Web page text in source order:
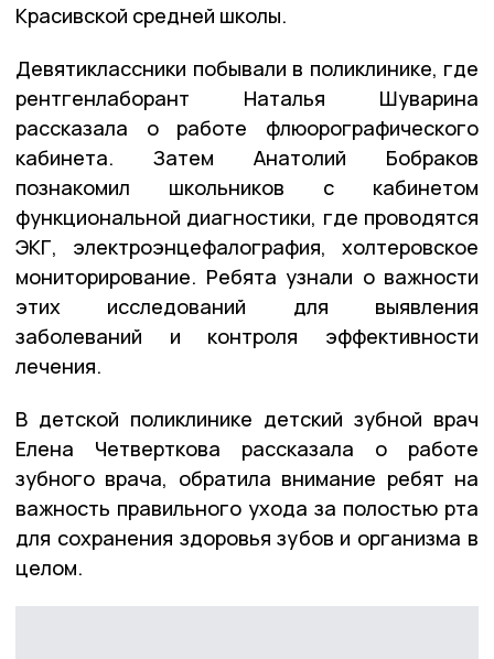
Красивской средней школы.
Девятиклассники побывали в поликлинике, где
рентгенлаборант Наталья Шуварина
рассказала о работе флюорографического
кабинета. Затем Анатолий Бобраков
познакомил школьников с кабинетом
функциональной диагностики, где проводятся
ЭКГ, электроэнцефалография, холтеровское
мониторирование. Ребята узнали о важности
этих исследований для выявления
заболеваний и контроля эффективности
лечения.
В детской поликлинике детский зубной врач
Елена Четверткова рассказала о работе
зубного врача, обратила внимание ребят на
важность правильного ухода за полостью рта
для сохранения здоровья зубов и организма в
целом.